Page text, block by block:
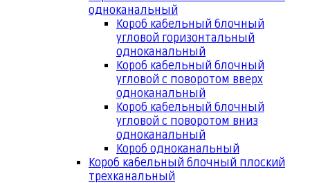
одноканальный
Короб кабельный блочный
угловой горизонтальный
одноканальный
Короб кабельный блочный
угловой с поворотом вверх
одноканальный
Короб кабельный блочный
угловой с поворотом вниз
одноканальный
Короб одноканальный
Короб кабельный блочный плоский
трехканальный